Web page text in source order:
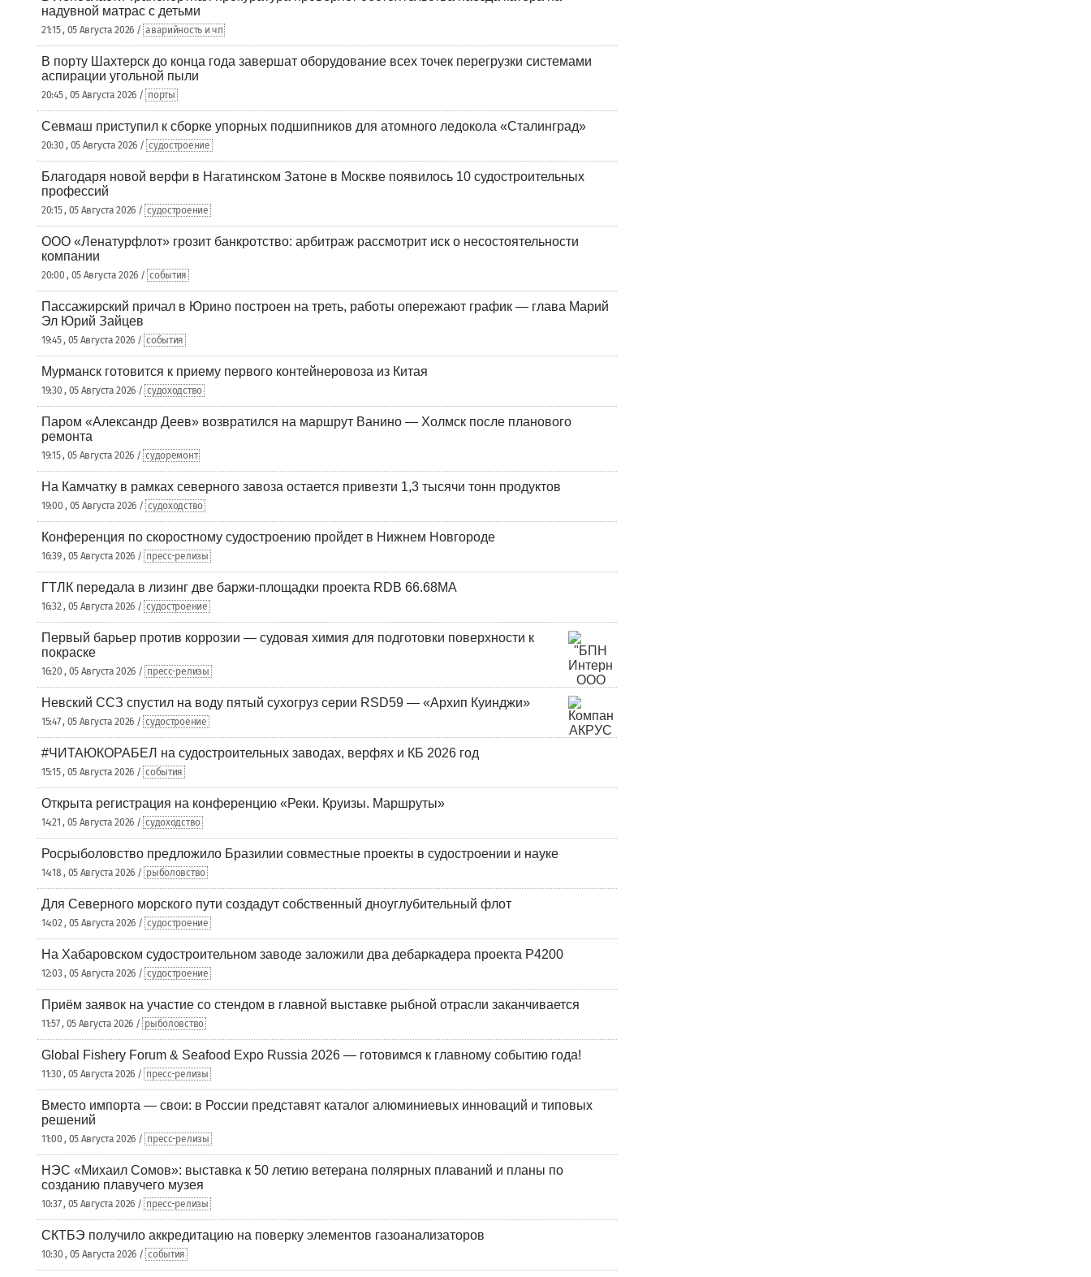
надувной матрас с детьми
21:15 , 05 Августа 2026 / аварийность и чп
В порту Шахтерск до конца года завершат оборудование всех точек перегрузки системами
аспирации угольной пыли
20:45 , 05 Августа 2026 / порты
Севмаш приступил к сборке упорных подшипников для атомного ледокола «Сталинград»
20:30 , 05 Августа 2026 / судостроение
Благодаря новой верфи в Нагатинском Затоне в Москве появилось 10 судостроительных
профессий
20:15 , 05 Августа 2026 / судостроение
ООО «Ленатурфлот» грозит банкротство: арбитраж рассмотрит иск о несостоятельности
компании
20:00 , 05 Августа 2026 / события
Пассажирский причал в Юрино построен на треть, работы опережают график — глава Марий
Эл Юрий Зайцев
19:45 , 05 Августа 2026 / события
Мурманск готовится к приему первого контейнеровоза из Китая
19:30 , 05 Августа 2026 / судоходство
Паром «Александр Деев» возвратился на маршрут Ванино — Холмск после планового
ремонта
19:15 , 05 Августа 2026 / судоремонт
На Камчатку в рамках северного завоза остается привезти 1,3 тысячи тонн продуктов
19:00 , 05 Августа 2026 / судоходство
Конференция по скоростному судостроению пройдет в Нижнем Новгороде
16:39 , 05 Августа 2026 / пресс-релизы
ГТЛК передала в лизинг две баржи-площадки проекта RDB 66.68МА
16:32 , 05 Августа 2026 / судостроение
Первый барьер против коррозии — судовая химия для подготовки поверхности к
покраске
16:20 , 05 Августа 2026 / пресс-релизы
Невский ССЗ спустил на воду пятый сухогруз серии RSD59 — «Архип Куинджи»
15:47 , 05 Августа 2026 / судостроение
#ЧИТАЮКОРАБЕЛ на судостроительных заводах, верфях и КБ 2026 год
15:15 , 05 Августа 2026 / события
Открыта регистрация на конференцию «Реки. Круизы. Маршруты»
14:21 , 05 Августа 2026 / судоходство
Росрыболовство предложило Бразилии совместные проекты в судостроении и науке
14:18 , 05 Августа 2026 / рыболовство
Для Северного морского пути создадут собственный дноуглубительный флот
14:02 , 05 Августа 2026 / судостроение
На Хабаровском судостроительном заводе заложили два дебаркадера проекта Р4200
12:03 , 05 Августа 2026 / судостроение
Приём заявок на участие со стендом в главной выставке рыбной отрасли заканчивается
11:57 , 05 Августа 2026 / рыболовство
Global Fishery Forum & Seafood Expo Russia 2026 — готовимся к главному событию года!
11:30 , 05 Августа 2026 / пресс-релизы
Вместо импорта — свои: в России представят каталог алюминиевых инноваций и типовых
решений
11:00 , 05 Августа 2026 / пресс-релизы
НЭС «Михаил Сомов»: выставка к 50 летию ветерана полярных плаваний и планы по
созданию плавучего музея
10:37 , 05 Августа 2026 / пресс-релизы
СКТБЭ получило аккредитацию на поверку элементов газоанализаторов
10:30 , 05 Августа 2026 / события